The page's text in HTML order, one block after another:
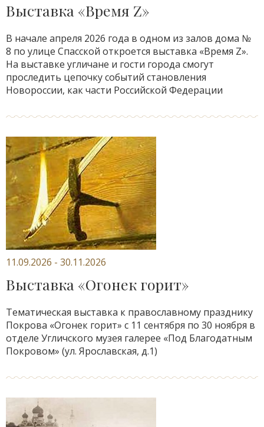
Выставка «Время Z»
В начале апреля 2026 года в одном из залов дома №
8 по улице Спасской откроется выставка «Время Z».
На выставке угличане и гости города смогут
проследить цепочку событий становления
Новороссии, как части Российской Федерации
11.09.2026 - 30.11.2026
Выставка «Огонек горит»
Тематическая выставка к православному празднику
Покрова «Огонек горит» с 11 сентября по 30 ноября в
отделе Угличского музея галерее «Под Благодатным
Покровом» (ул. Ярославская, д.1)